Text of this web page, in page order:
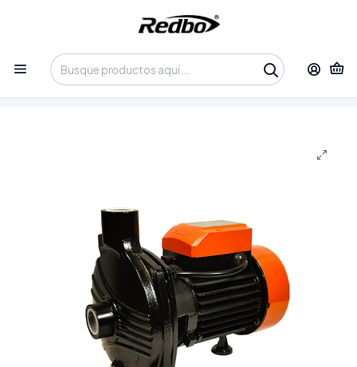
Tienda 100% Online con despacho a domicilio o retiro en
Oficina • Lun-Vie 09:30-14:00 / 15:00-17:30 • 📞 +56 9 3730 2311
Equipos de Potencia
Bomba y Motobombas
Bomba de Agua Centrífuga Redbo CPM-158 (1.0 HP, 750W,